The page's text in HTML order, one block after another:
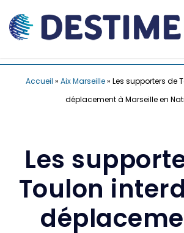
Accueil » Aix Marseille» Les supporters de
déplacement à Marseille en
Les
Toulon